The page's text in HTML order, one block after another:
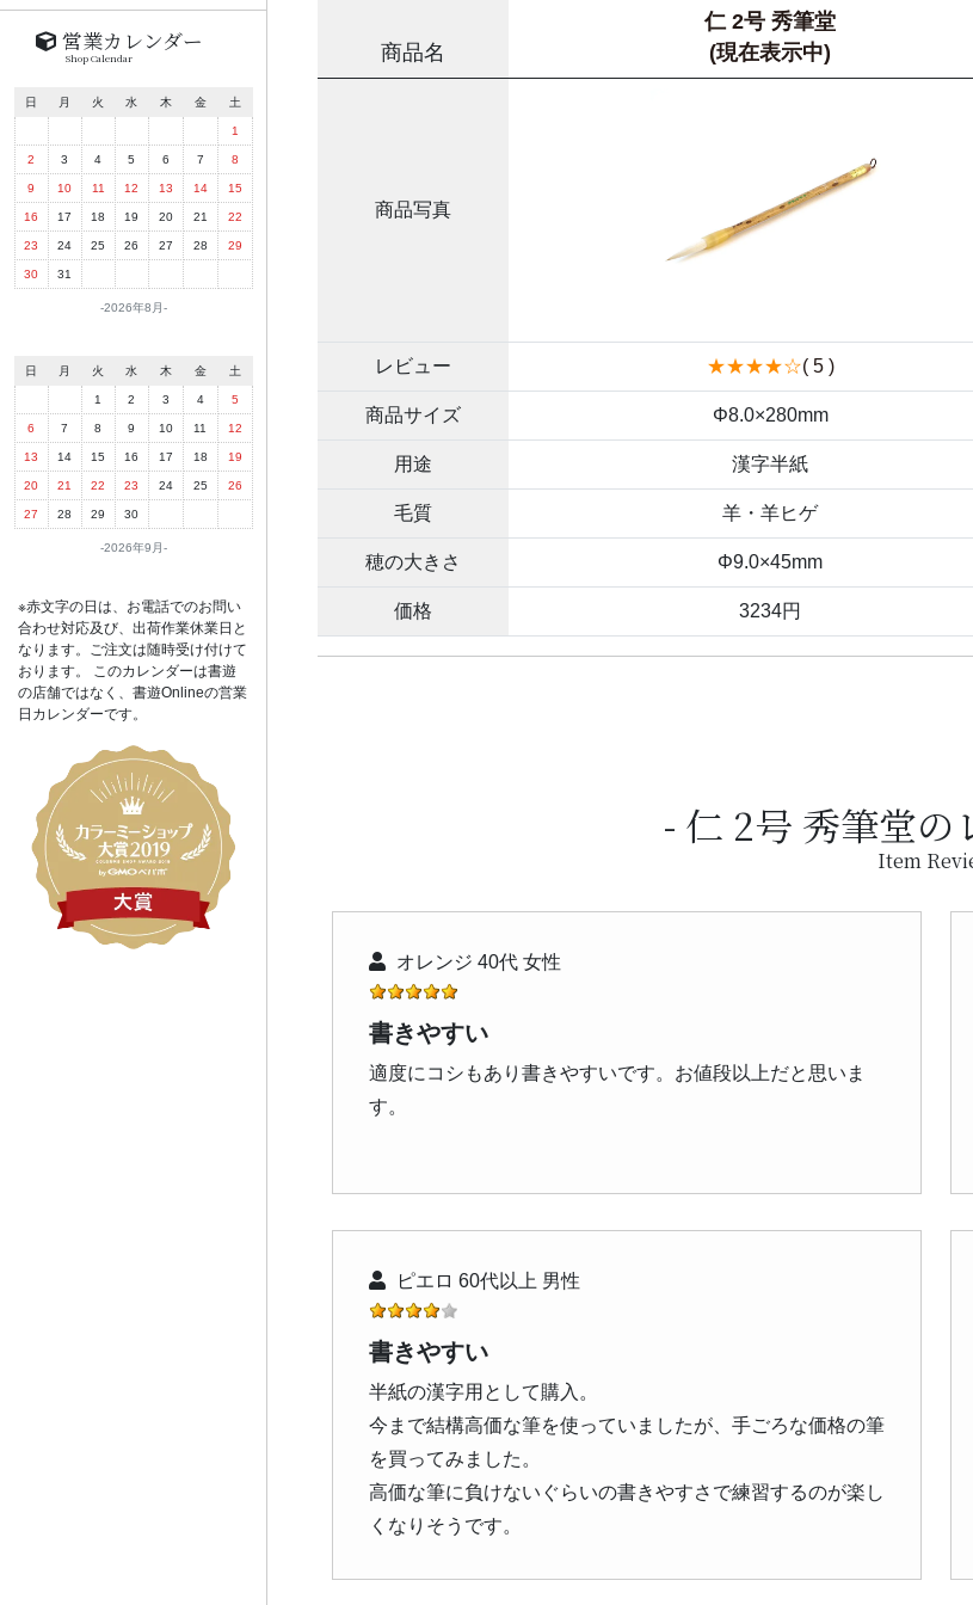
商品名
仁 2号 秀筆堂
(現在表示中)
商品写真
レビュー ★★★★☆( 5 )
商品サイズ Φ8.0×280mm
用途 漢字半紙
毛質 羊・羊ヒゲ
穂の大きさ Φ9.0×45mm
価格 3234円
仁 2号 秀筆堂の
Item
オレンジ 40代 女性
書きやすい
適度にコシもあり書きやすいです。お値段以上だと思いま
す。
ピエロ 60代以上 男性
書きやすい
半紙の漢字用として購入。
今まで結構高価な筆を使っていましたが、手ごろな価格の筆
を買ってみました。
高価な筆に負けないぐらいの書きやすさで練習するのが楽し
くなりそうです。
営業カレンダー
Shop Calendar
2026年8月
日 月 火 水 木 金 土
1
2 3 4 5 6 7 8
9 10 11 12 13 14 15
16 17 18 19 20 21 22
23 24 25 26 27 28 29
30 31
2026年9月
日 月 火 水 木 金 土
1 2 3 4 5
6 7 8 9 10 11 12
13 14 15 16 17 18 19
20 21 22 23 24 25 26
27 28 29 30
※赤文字の日は、お電話でのお問い
合わせ対応及び、出荷作業休業日と
なります。ご注文は随時受け付けて
おります。 このカレンダーは書遊
の店舗ではなく、書遊Onlineの営業
日カレンダーです。